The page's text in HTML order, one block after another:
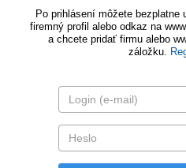
Po prihlásení môžete
firemný profil alebo odkaz na
a chcete pridať firmu alebo
záložku.